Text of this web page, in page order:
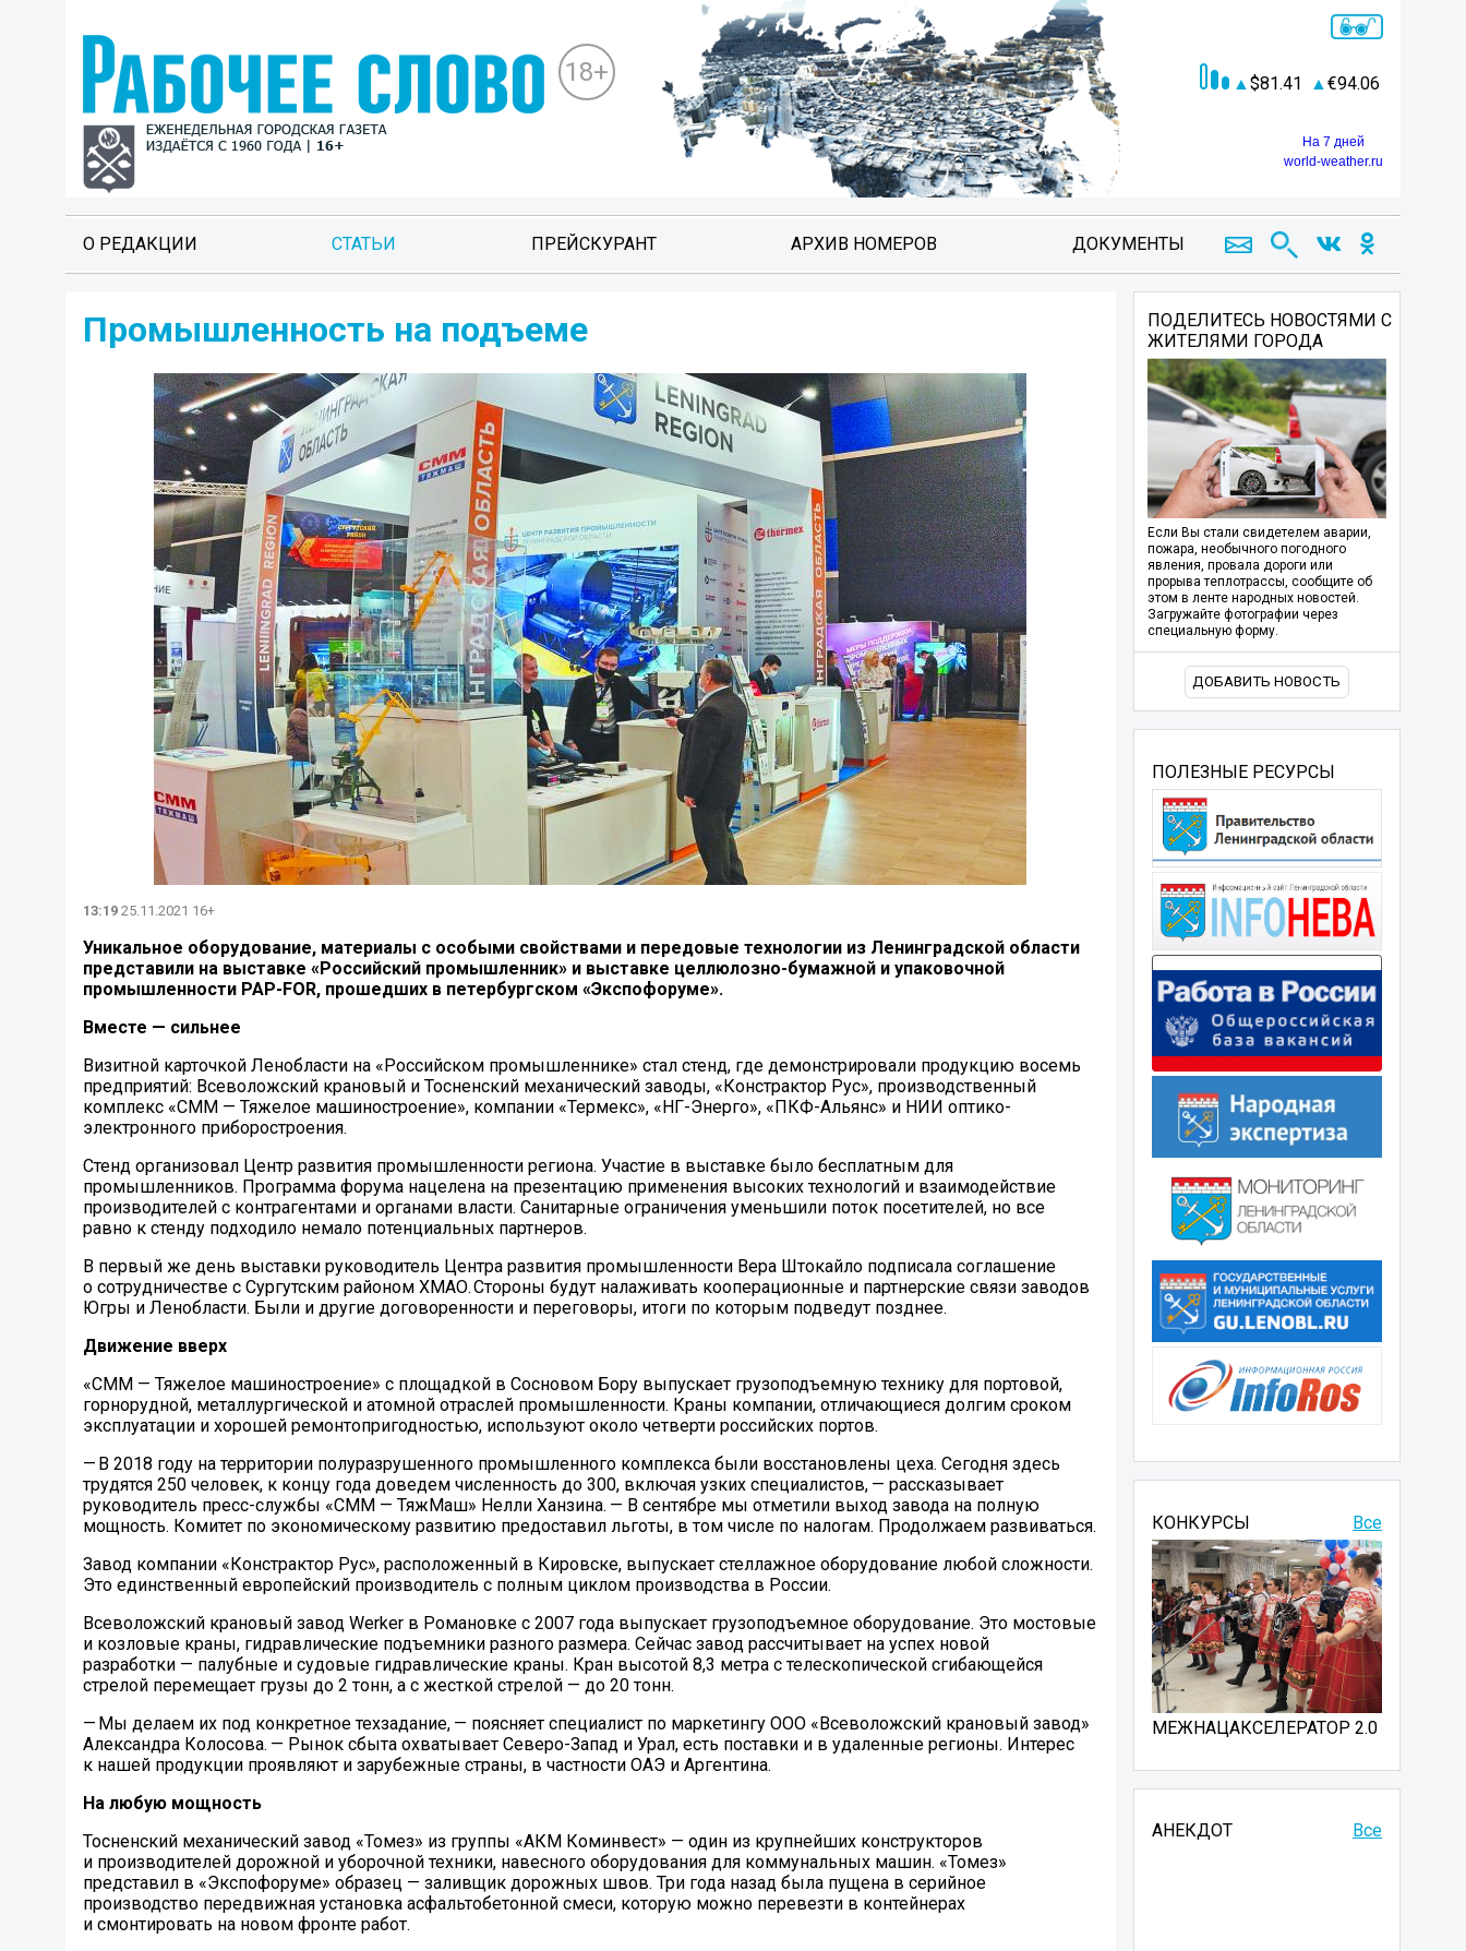
18+ 81.41 94.06
На 7 дней
world-weather.ru
О РЕДАКЦИИ СТАТЬИ ПРЕЙСКУРАНТ АРХИВ НОМЕРОВ ДОКУМЕНТЫ
Промышленность на подъеме
13:19 25.11.2021 16+
Уникальное оборудование, материалы с особыми свойствами и передовые технологии из Ленинградской области
представили на выставке «Российский промышленник» и выставке целлюлозно-бумажной и упаковочной
промышленности PAP-FOR, прошедших в петербургском «Экспофоруме».
Вместе — сильнее
Визитной карточкой Ленобласти на «Российском промышленнике» стал стенд, где демонстрировали продукцию восемь
предприятий: Всеволожский крановый и Тосненский механический заводы, «Констрактор Рус», производственный
комплекс «СММ — Тяжелое машиностроение», компании «Термекс», «НГ-Энерго», «ПКФ-Альянс» и НИИ оптико-
электронного приборостроения.
Стенд организовал Центр развития промышленности региона. Участие в выставке было бесплатным для
промышленников. Программа форума нацелена на презентацию применения высоких технологий и взаимодействие
производителей с контрагентами и органами власти. Санитарные ограничения уменьшили поток посетителей, но все
равно к стенду подходило немало потенциальных партнеров.
В первый же день выставки руководитель Центра развития промышленности Вера Штокайло подписала соглашение
о сотрудничестве с Сургутским районом ХМАО. Стороны будут налаживать кооперационные и партнерские связи заводов
Югры и Ленобласти. Были и другие договоренности и переговоры, итоги по которым подведут позднее.
Движение вверх
«СММ — Тяжелое машиностроение» с площадкой в Сосновом Бору выпускает грузоподъемную технику для портовой,
горнорудной, металлургической и атомной отраслей промышленности. Краны компании, отличающиеся долгим сроком
эксплуатации и хорошей ремонтопригодностью, используют около четверти российских портов.
— В 2018 году на территории полуразрушенного промышленного комплекса были восстановлены цеха. Сегодня здесь
трудятся 250 человек, к концу года доведем численность до 300, включая узких специалистов, — рассказывает
руководитель пресс-службы «СММ — ТяжМаш» Нелли Ханзина. — В сентябре мы отметили выход завода на полную
мощность. Комитет по экономическому развитию предоставил льготы, в том числе по налогам. Продолжаем развиваться.
Завод компании «Констрактор Рус», расположенный в Кировске, выпускает стеллажное оборудование любой сложности.
Это единственный европейский производитель с полным циклом производства в России.
Всеволожский крановый завод Werker в Романовке с 2007 года выпускает грузоподъемное оборудование. Это мостовые
и козловые краны, гидравлические подъемники разного размера. Сейчас завод рассчитывает на успех новой
разработки — палубные и судовые гидравлические краны. Кран высотой 8,3 метра с телескопической сгибающейся
стрелой перемещает грузы до 2 тонн, а с жесткой стрелой — до 20 тонн.
— Мы делаем их под конкретное техзадание, — поясняет специалист по маркетингу ООО «Всеволожский крановый завод»
Александра Колосова. — Рынок сбыта охватывает Северо-Запад и Урал, есть поставки и в удаленные регионы. Интерес
к нашей продукции проявляют и зарубежные страны, в частности ОАЭ и Аргентина.
На любую мощность
Тосненский механический завод «Томез» из группы «АКМ Коминвест» — один из крупнейших конструкторов
и производителей дорожной и уборочной техники, навесного оборудования для коммунальных машин. «Томез»
представил в «Экспофоруме» образец — заливщик дорожных швов. Три года назад была пущена в серийное
производство передвижная установка асфальтобетонной смеси, которую можно перевезти в контейнерах
и смонтировать на новом фронте работ.
ПОДЕЛИТЕСЬ НОВОСТЯМИ С
ЖИТЕЛЯМИ ГОРОДА
Если Вы стали свидетелем аварии,
пожара, необычного погодного
явления, провала дороги или
прорыва теплотрассы, сообщите об
этом в ленте народных новостей.
Загружайте фотографии через
специальную форму.
ДОБАВИТЬ НОВОСТЬ
ПОЛЕЗНЫЕ РЕСУРСЫ
Все
КОНКУРСЫ
МЕЖНАЦАКСЕЛЕРАТОР 2.0
АНЕКДОТ Все